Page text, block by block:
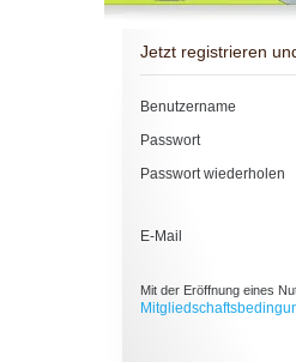
Jetzt registrieren
Benutzername
Passwort
Passwort wiederholen
E-Mail
Mit der Eröffnung eines